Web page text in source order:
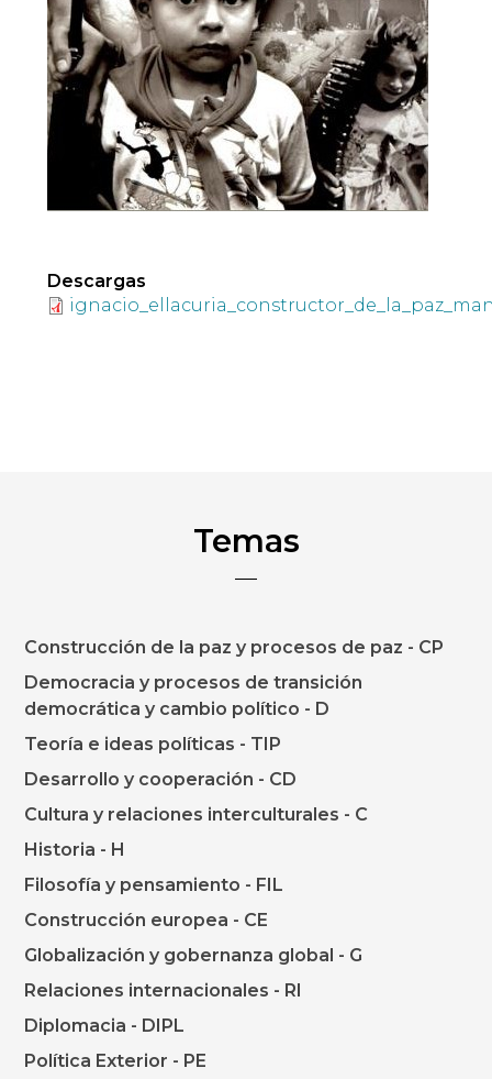
Descargas
Temas
Construcción de la paz y procesos de paz - CP
Democracia y procesos de transición
democrática y cambio político - D
Teoría e ideas políticas - TIP
Desarrollo y cooperación - CD
Cultura y relaciones interculturales - C
Historia - H
Filosofía y pensamiento - FIL
Construcción europea - CE
Globalización y gobernanza global - G
Relaciones internacionales - RI
Diplomacia - DIPL
Política Exterior - PE